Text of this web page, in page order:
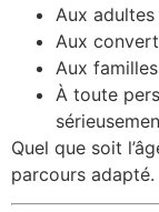
Aux
Aux
Aux
À toute
Quel que soit
parcours adapté.